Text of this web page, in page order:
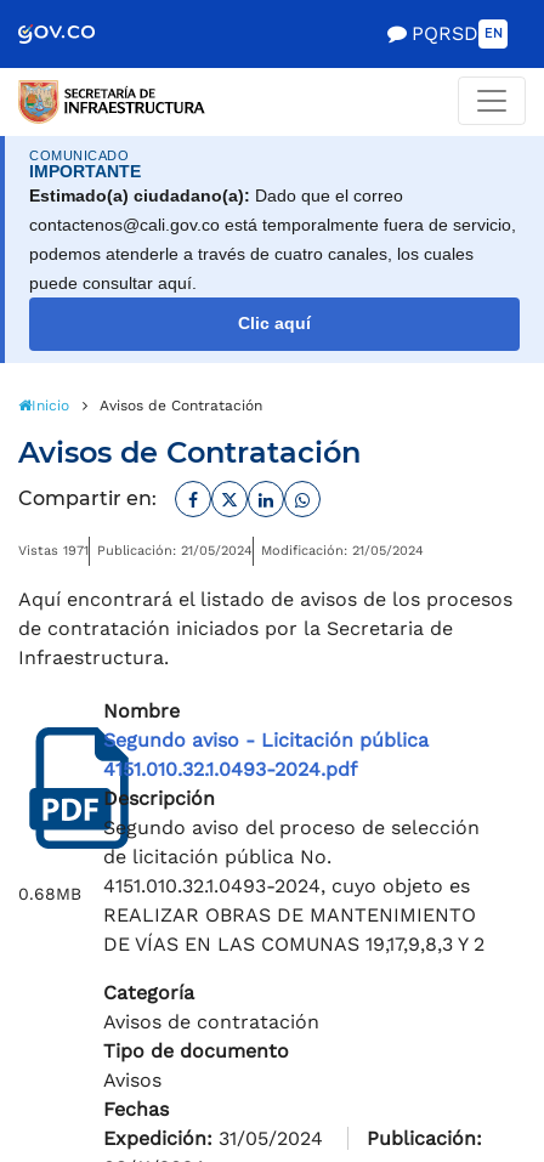
de Gobierno
PQRSD EN
COMUNICADO
IMPORTANTE
Estimado(a) ciudadano(a): Dado que el correo
contactenos@cali.gov.co está temporalmente fuera de servicio,
podemos atenderle a través de cuatro canales, los cuales
puede consultar aquí.
Clic aquí
Inicio Avisos de Contratación
Avisos de Contratación
Compartir en: Facebook
TwitterLinkedinWhatsapp
Vistas 1971 Publicación: 21/05/2024 Modificación: 21/05/2024
Aquí encontrará el listado de avisos de los procesos
de contratación iniciados por la Secretaria de
Infraestructura.
0.68MB
Nombre
Segundo aviso - Licitación pública
4151.010.32.1.0493-2024.pdf
Descripción
Segundo aviso del proceso de selección
de licitación pública No.
4151.010.32.1.0493-2024, cuyo objeto es
REALIZAR OBRAS DE MANTENIMIENTO
DE VÍAS EN LAS COMUNAS 19,17,9,8,3 Y 2
Categoría
Avisos de contratación
Tipo de documento
Avisos
Fechas
Expedición: 31/05/2024
Publicación: